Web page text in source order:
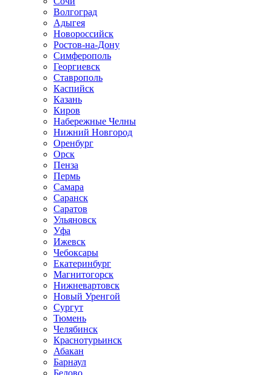
Волгоград
Адыгея
Новороссийск
Ростов-на-Дону
Симферополь
Георгиевск
Ставрополь
Каспийск
Казань
Киров
Набережные Челны
Нижний Новгород
Оренбург
Орск
Пенза
Пермь
Самара
Саранск
Саратов
Ульяновск
Уфа
Ижевск
Чебоксары
Екатеринбург
Магнитогорск
Нижневартовск
Новый Уренгой
Сургут
Тюмень
Челябинск
Краснотурьинск
Абакан
Барнаул
Белово